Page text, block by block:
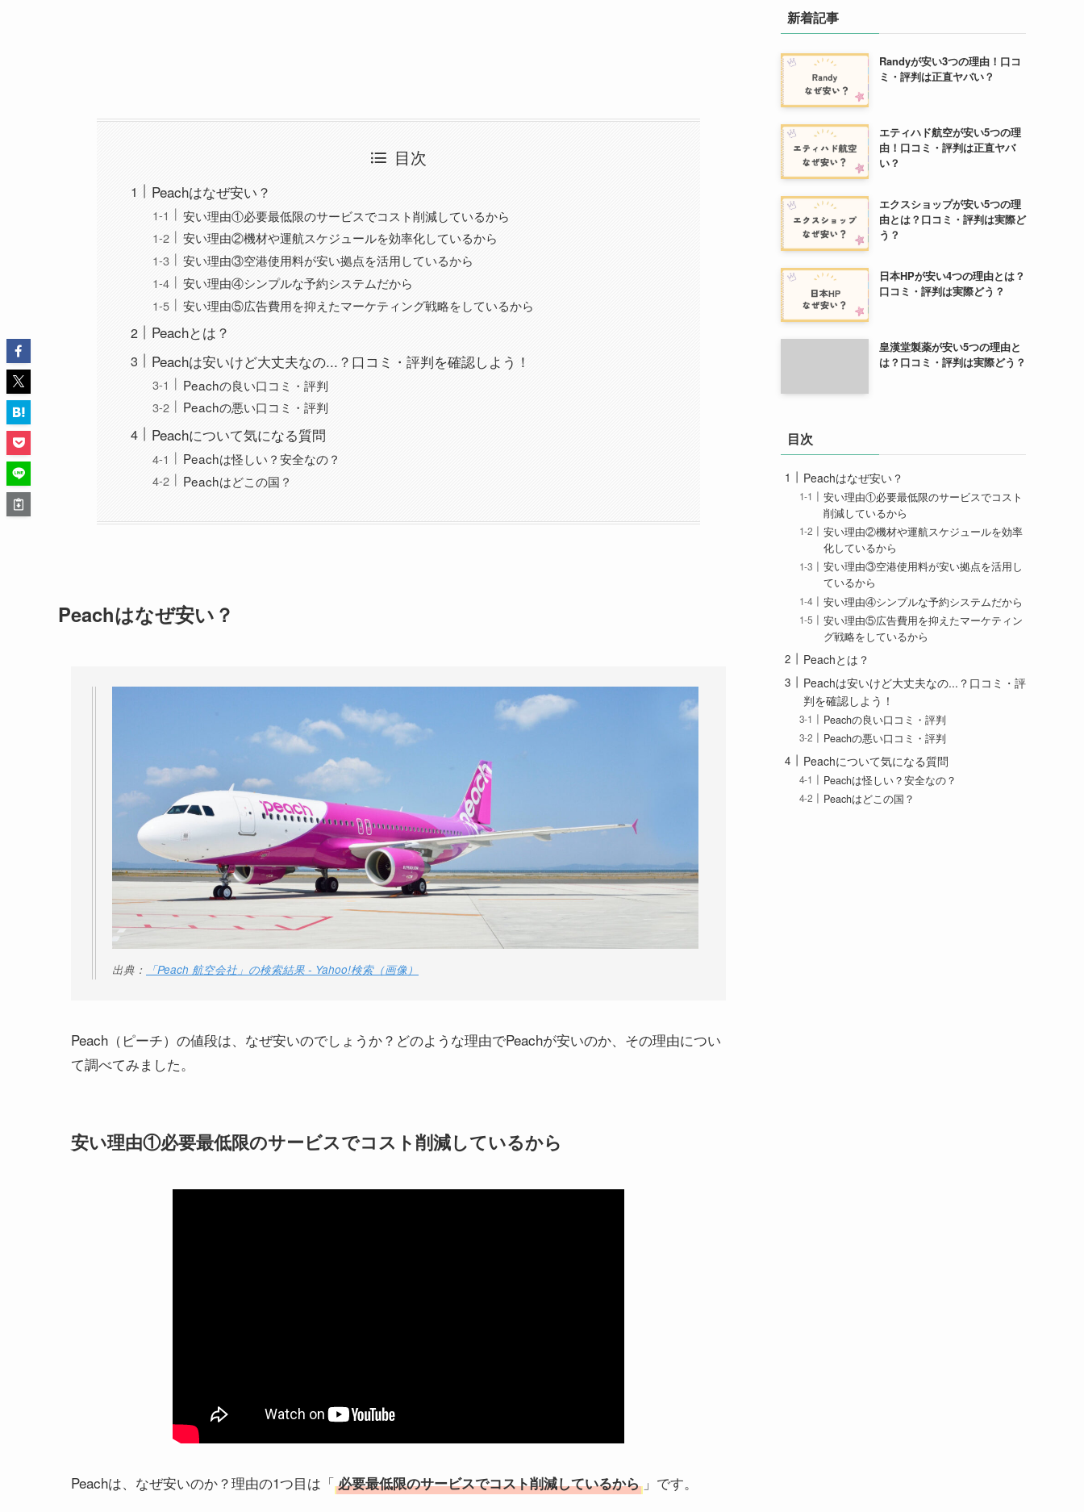
目次
Peachはなぜ安い？
安い理由①必要最低限のサービスでコスト削減しているから
安い理由②機材や運航スケジュールを効率化しているから
安い理由③空港使用料が安い拠点を活用しているから
安い理由④シンプルな予約システムだから
安い理由⑤広告費用を抑えたマーケティング戦略をしているから
Peachとは？
Peachは安いけど大丈夫なの...？口コミ・評判を確認しよう！
Peachの良い口コミ・評判
Peachの悪い口コミ・評判
Peachについて気になる質問
Peachは怪しい？安全なの？
Peachはどこの国？
Peachはなぜ安い？
出典： 「Peach 航空会社」の検索結果 - Yahoo!検索（画像）
Peach（ピーチ）の値段は、なぜ安いのでしょうか？どのような理由でPeachが安いのか、その理由につい
て調べてみました。
安い理由①必要最低限のサービスでコスト削減しているから
Peachは、なぜ安いのか？理由の1つ目は「 必要最低限のサービスでコスト削減しているから 」です。
新着記事
Randyが安い3つの理由！口コ
ミ・評判は正直ヤバい？
エティハド航空が安い5つの理
由！口コミ・評判は正直ヤバ
い？
エクスショップが安い5つの理
由とは？口コミ・評判は実際ど
う？
日本HPが安い4つの理由とは？
口コミ・評判は実際どう？
皇漢堂製薬が安い5つの理由と
は？口コミ・評判は実際どう？
目次
Peachはなぜ安い？
安い理由①必要最低限のサービスでコスト
削減しているから
安い理由②機材や運航スケジュールを効率
化しているから
安い理由③空港使用料が安い拠点を活用し
ているから
安い理由④シンプルな予約システムだから
安い理由⑤広告費用を抑えたマーケティン
グ戦略をしているから
Peachとは？
Peachは安いけど大丈夫なの...？口コミ・評
判を確認しよう！
Peachの良い口コミ・評判
Peachの悪い口コミ・評判
Peachについて気になる質問
Peachは怪しい？安全なの？
Peachはどこの国？